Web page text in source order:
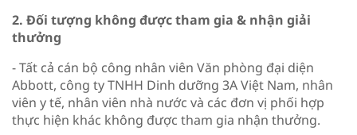
2. Đối tượng không được tham gia & nhận giải
thưởng
- Tất cả cán bộ công nhân viên Văn phòng đại diện
Abbott, công ty TNHH Dinh dưỡng 3A Việt Nam, nhân
viên y tế, nhân viên nhà nước và các đơn vị phối hợp
thực hiện khác không được tham gia nhận thưởng.